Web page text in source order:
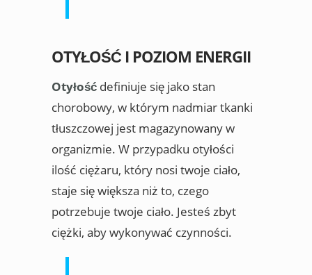
OTYŁOŚĆ I POZIOM ENERGII
Otyłość definiuje się jako stan
chorobowy, w którym nadmiar tkanki
tłuszczowej jest magazynowany w
organizmie. W przypadku otyłości
ilość ciężaru, który nosi twoje ciało,
staje się większa niż to, czego
potrzebuje twoje ciało. Jesteś zbyt
ciężki, aby wykonywać czynności.